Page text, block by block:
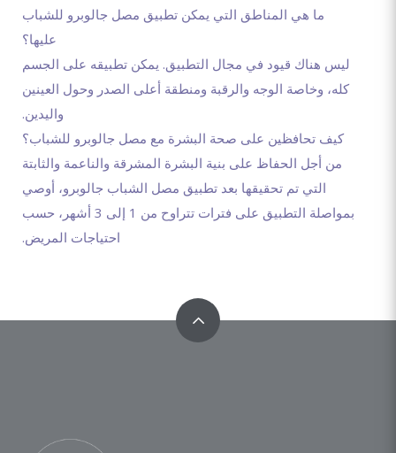
ما هي المناطق التي يمكن تطبيق مصل جالوبرو للشباب
عليها؟
ليس هناك قيود في مجال التطبيق. يمكن تطبيقه على الجسم
كله، وخاصة الوجه والرقبة ومنطقة أعلى الصدر وحول العينين
واليدين.
كيف تحافظين على صحة البشرة مع مصل جالوبرو للشباب؟
من أجل الحفاظ على بنية البشرة المشرقة والناعمة والثابتة
التي تم تحقيقها بعد تطبيق مصل الشباب جالوبرو، أوصي
بمواصلة التطبيق على فترات تتراوح من 1 إلى 3 أشهر، حسب
احتياجات المريض.